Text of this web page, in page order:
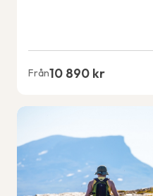
Från10 890 kr